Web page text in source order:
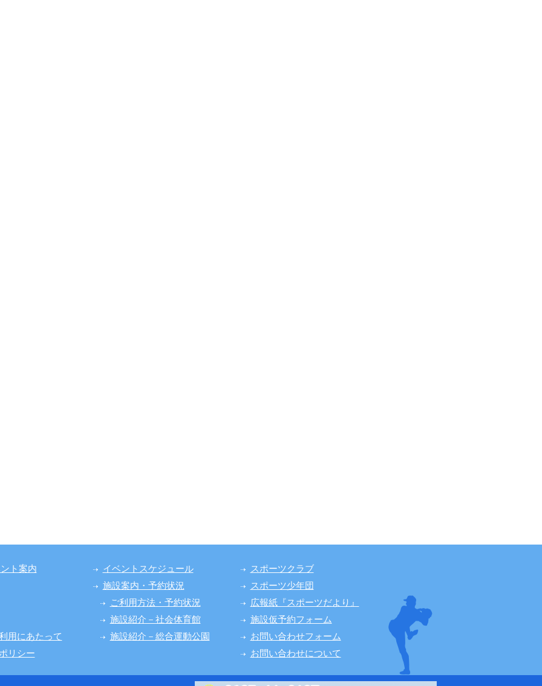
ト案内
用にあたって
リシー
イベントスケジュール
施設案内・予約状況
ご利用方法・予約状況
施設紹介－社会体育館
施設紹介－総合運動公園
スポーツクラブ
スポーツ少年団
広報紙『スポーツだより』
施設仮予約フォーム
お問い合わせフォーム
お問い合わせについて